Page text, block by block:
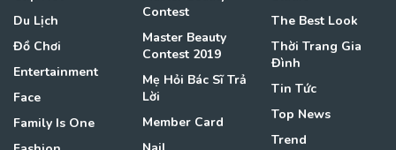
Du Lịch
Đồ Chơi
Entertainment
Face
Family Is One
Contest
Master Beauty
Contest 2019
Mẹ Hỏi Bác Sĩ Trả
Lời
Member Card
The Best Look
Thời Trang Gia
Đình
Tin Tức
Top News
Trend